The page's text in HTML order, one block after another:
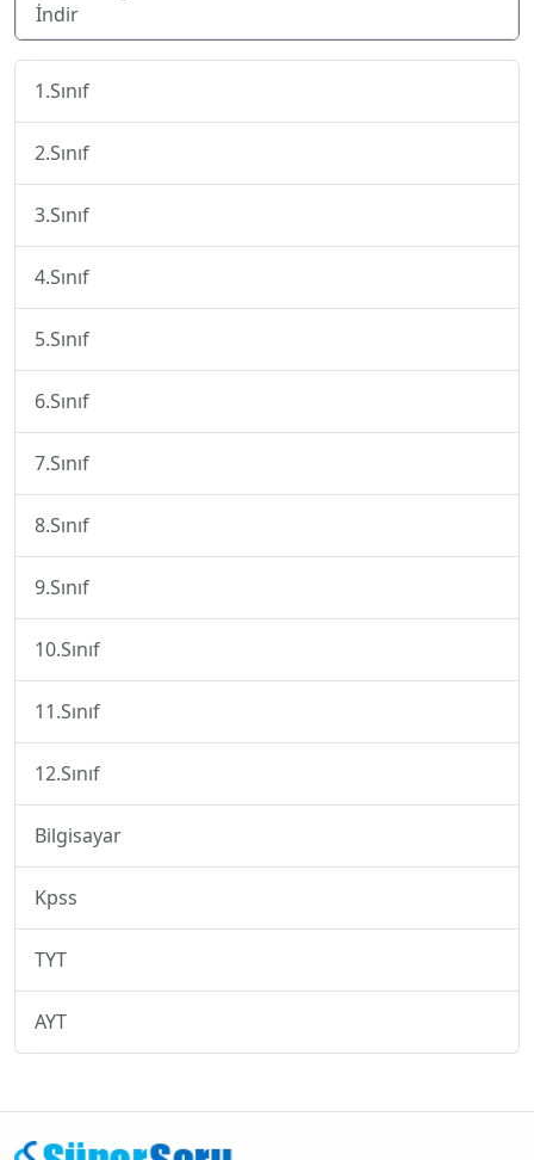
İndir
1.Sınıf
2.Sınıf
3.Sınıf
4.Sınıf
5.Sınıf
6.Sınıf
7.Sınıf
8.Sınıf
9.Sınıf
10.Sınıf
11.Sınıf
12.Sınıf
Bilgisayar
Kpss
TYT
AYT